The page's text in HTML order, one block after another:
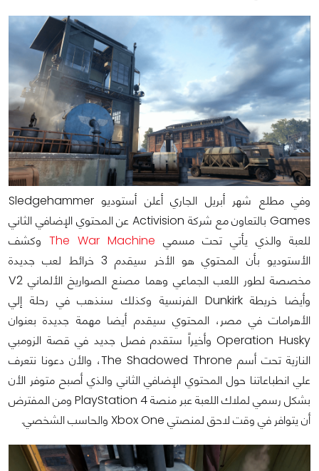
وفي مطلع شهر أبريل الجاري أعلن أستوديو Sledgehammer
Games بالتعاون مع شركة Activision عن المحتوي الإضافي الثاني
للعبة والذي يأتي تحت مسمي The War Machine وكشف
الأستوديو بأن المحتوي هو الأخر سيقدم 3 خرائط لعب جديدة
مخصصة لطور اللعب الجماعي وهما مصنع الصواريخ الألماني V2
وأيضا خريطة Dunkirk الفرنسية وكذلك سنذهب في رحلة إلي
الأهرامات في مصر، المحتوي سيقدم أيضا مهمة جديدة بعنوان
Operation Husky وأخيراً ستقدم فصل جديد في قصة الزومبي
النازية تحت أسم The Shadowed Throne، والأن دعونا نتعرف
علي انطباعاتنا حول المحتوي الإضافي الثاني والذي أصبح متوفر الأن
بشكل رسمي لملاك اللعبة عبر منصة PlayStation 4 ومن المفترض
أن يتوافر في وقت لاحق لمنصتي Xbox One والحاسب الشخصي.